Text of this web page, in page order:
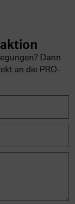
Dann
an die PRO-